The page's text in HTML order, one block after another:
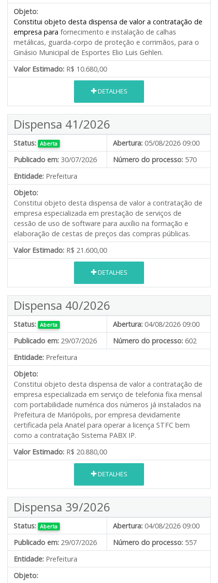
Objeto:
Constitui objeto desta dispensa de valor a contratação de
empresa para fornecimento e instalação de calhas
metálicas, guarda-corpo de proteção e corrimãos, para o
Ginásio Municipal de Esportes Elio Luis Gehlen.
Valor Estimado: R$ 10.680,00
DETALHES
Dispensa 41/2026
Status: Aberta Abertura: 05/08/2026 09:00
Publicado em: 30/07/2026 Número do processo: 570
Entidade: Prefeitura
Objeto:
Constitui objeto desta dispensa de valor a contratação de
empresa especializada em prestação de serviços de
cessão de uso de software para auxílio na formação e
elaboração de cestas de preços das compras públicas.
Valor Estimado: R$ 21.600,00
DETALHES
Dispensa 40/2026
Status: Aberta Abertura: 04/08/2026 09:00
Publicado em: 29/07/2026 Número do processo: 602
Entidade: Prefeitura
Objeto:
Constitui objeto desta dispensa de valor a contratação de
empresa especializada em serviço de telefonia fixa mensal
com portabilidade numérica dos números já instalados na
Prefeitura de Mariópolis, por empresa devidamente
certificada pela Anatel para operar a licença STFC bem
como a contratação Sistema PABX IP.
Valor Estimado: R$ 20.880,00
DETALHES
Dispensa 39/2026
Status: Aberta Abertura: 04/08/2026 09:00
Publicado em: 29/07/2026 Número do processo: 557
Entidade: Prefeitura
Objeto: